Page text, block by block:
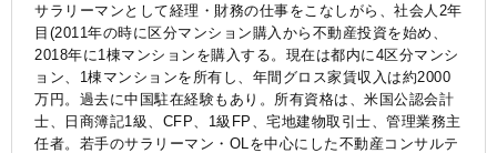
サラリーマンとして経理・財務の仕事をこなしがら、社会人2年
目(2011年の時に区分マンション購入から不動産投資を始め、
2018年に1棟マンションを購入する。現在は都内に4区分マンシ
ョン、1棟マンションを所有し、年間グロス家賃収入は約2000
万円。過去に中国駐在経験もあり。所有資格は、米国公認会計
士、日商簿記1級、CFP、1級FP、宅地建物取引士、管理業務主
任者。若手のサラリーマン・OLを中心にした不動産コンサルテ